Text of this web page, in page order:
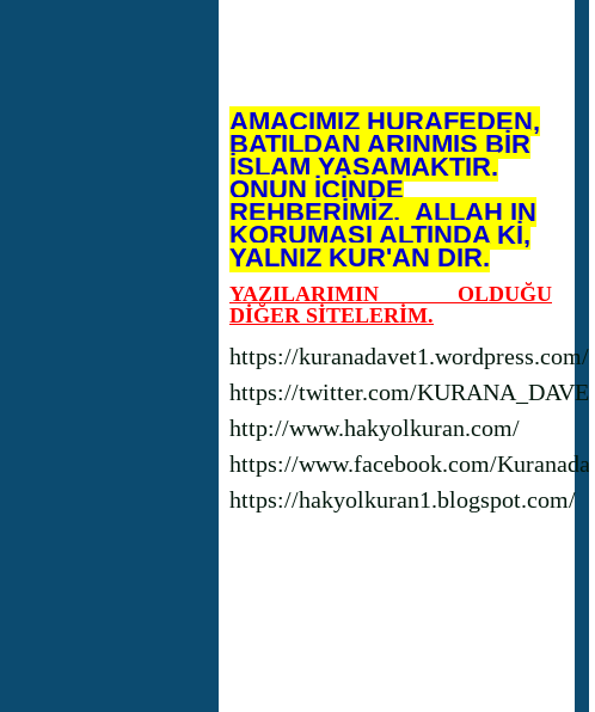
AMACIMIZ HURAFEDEN,
BATILDAN ARINMIŞ BİR
İSLAM YAŞAMAKTIR.
ONUN İÇİNDE
REHBERİMİZ, ALLAH IN
KORUMASI ALTINDA Kİ,
YALNIZ KUR'AN DIR.
YAZILARIMIN OLDUĞU
DİĞER SİTELERİM.
https://kuranadavet1.wordpress.com/
https://twitter.com/
http://www.hakyolkuran.com/
https://www.facebook.com/
https://hakyolkuran1.blogspot.com/